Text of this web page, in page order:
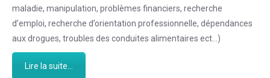
maladie, manipulation, problèmes financiers, recherche
d’emploi, recherche d’orientation professionnelle, dépendances
aux drogues, troubles des conduites alimentaires ect…)
Lire la suite...